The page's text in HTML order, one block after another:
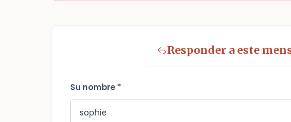
Responder a este
Su nombre *